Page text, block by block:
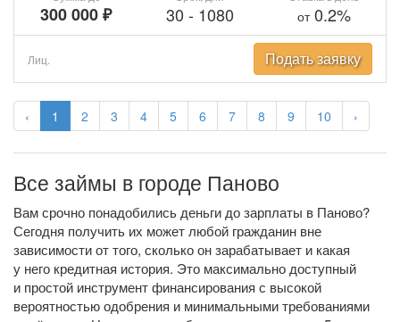
‹ 1 2 3 4 5 6 7 8 9 10 ›
300 000 ₽ 30 - 1080 от0.2%
Лиц. Подать заявку
Все займы в городе Паново
Вам срочно понадобились деньги до зарплаты в Паново?
Сегодня получить их может любой гражданин вне
зависимости от того, сколько он зарабатывает и какая
у него кредитная история. Это максимально доступный
и простой инструмент финансирования с высокой
вероятностью одобрения и минимальными требованиями